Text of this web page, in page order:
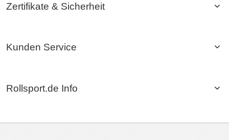
Zertifikate & Sicherheit
Kunden Service
Rollsport.de Info